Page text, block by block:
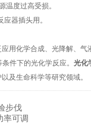
度过高受损。
器插头用。
化学合成、光降解、气
件下的光化学反应。 光化
及生命科学等研究领域。
步伐
率可调